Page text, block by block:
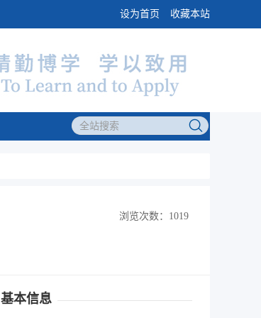
设为首页 收藏本站
浏览次数：1019
基本信息